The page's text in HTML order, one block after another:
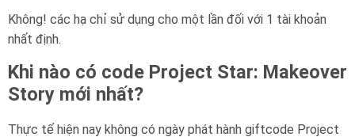
Không! các hạ chỉ sử dụng cho một lần đối với 1 tài khoản
nhất định.
Khi nào có code Project Star: Makeover
Story mới nhất?
Thực tế hiện nay không có ngày phát hành giftcode Project